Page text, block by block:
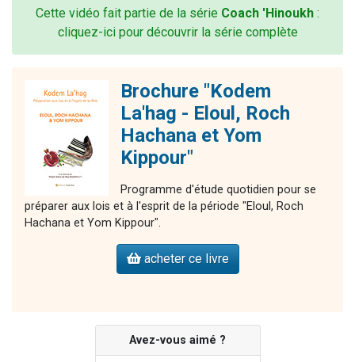
Cette vidéo fait partie de la série Coach 'Hinoukh :
cliquez-ici pour découvrir la série complète
Brochure "Kodem
La'hag - Eloul, Roch
Hachana et Yom
Kippour"
Programme d'étude quotidien pour se
préparer aux lois et à l'esprit de la période "Eloul, Roch
Hachana et Yom Kippour".
acheter ce livre
Avez-vous aimé ?